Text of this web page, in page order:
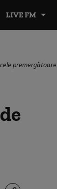
LIVE FM
premergătoare